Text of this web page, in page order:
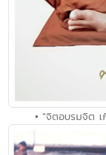
• "จิตอบรมจิต